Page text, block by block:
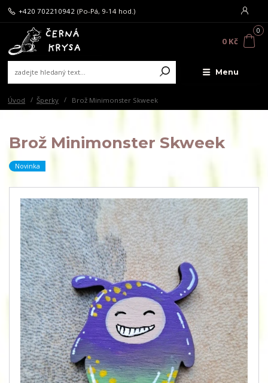
Menu
+420 702210942 (Po-Pá, 9-14 hod.)
0
0 Kč
Úvod Šperky Brož Minimonster Skweek
Brož Minimonster Skweek
Novinka